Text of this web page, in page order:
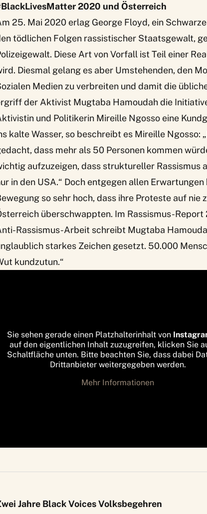
2020 und Österreich
25. Mai 2020 erlag George Floyd, ein
tödlichen Folgen rassistischer Staatsgewalt,
Diese Art von Vorfall ist Teil einer
Diesmal gelang es aber Umstehenden, den
Medien zu verbreiten und damit die
der Aktivist Mugtaba Hamoudah die
und Politikerin Mireille Ngosso eine
kalte Wasser, so beschreibt es Mireille Ngosso:
dass mehr als 50 Personen kommen
aufzuzeigen, dass struktureller Rassismus
in den USA.“ Doch entgegen allen
so sehr hoch, dass ihre Proteste auf nie
überschwappten. Im Rassismus-
Rassismus-Arbeit schreibt Mugtaba
starkes Zeichen gesetzt. 50.000
kundzutun.“
Sie sehen gerade einen Platzhalterinhalt von
auf den eigentlichen Inhalt zuzugreifen, klicken Sie
Schaltfläche unten. Bitte beachten Sie, dass dabei
Drittanbieter weitergegeben werden.
Mehr Informationen
Jahre Black Voices Volksbegehren